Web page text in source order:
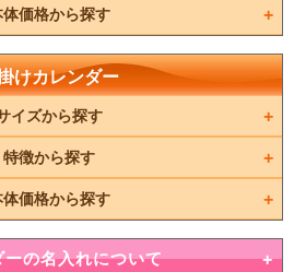
体価格から探す
けカレンダー
イズから探す
特徴から探す
体価格から探す
ーの名入れについて